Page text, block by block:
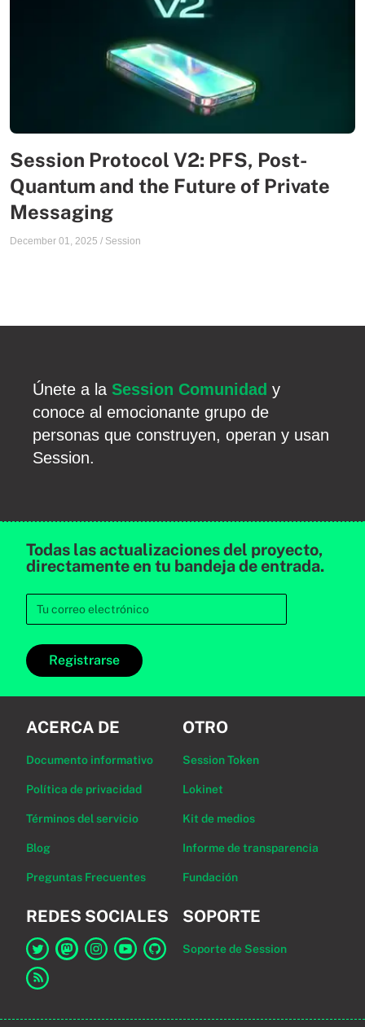
Session Protocol V2: PFS, Post-
Quantum and the Future of Private
Messaging
December 01, 2025 / Session
Únete a la Session Comunidad y
conoce al emocionante grupo de
personas que construyen, operan y usan
Session.
Todas las actualizaciones del proyecto,
directamente en tu bandeja de entrada.
Registrarse
ACERCA DE
Documento informativo
Política de privacidad
Términos del servicio
Blog
Preguntas Frecuentes
OTRO
Session Token
Lokinet
Kit de medios
Informe de transparencia
Fundación
REDES SOCIALES
Enlace a Session en Twitter
SOPORTE
Soporte de Session